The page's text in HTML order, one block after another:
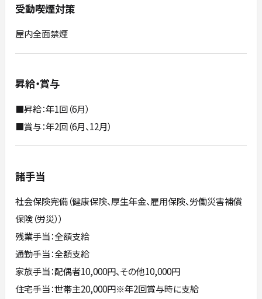
受動喫煙対策
屋内全面禁煙
昇給・賞与
■昇給：年1回（6月）
■賞与：年2回（6月、12月）
諸手当
社会保険完備（健康保険、厚生年金、雇用保険、労働災害補償
保険（労災））
残業手当：全額支給
通勤手当：全額支給
家族手当：配偶者10,000円、その他10,000円
住宅手当：世帯主20,000円※年2回賞与時に支給